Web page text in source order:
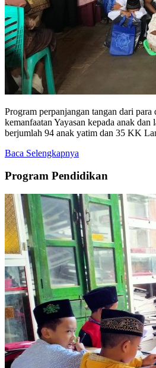
Program perpanjangan tangan dari
kemanfaatan Yayasan kepada anak dan
berjumlah 94 anak yatim dan 35 KK
Baca Selengkapnya
Program Pendidikan